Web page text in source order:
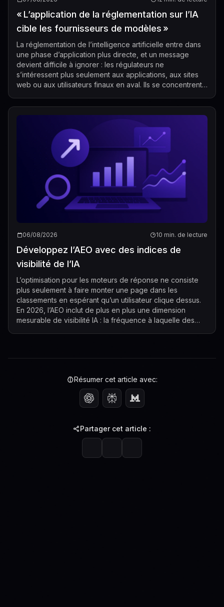
« L’application de la réglementation sur l’IA
cible les fournisseurs de modèles »
La réglementation de l’intelligence artificielle entre dans
une phase d’application plus directe, et un message
devient difficile à ignorer : les régulateurs ne
s’intéressent plus seulement aux applications, aux sites
web ou aux utilisateurs finaux en aval. Ils se concentrent
06/08/2026 10 min. de lecture
Développez l’AEO avec des indices de
visibilité de l’IA
L’optimisation pour les moteurs de réponse ne consiste
plus seulement à faire monter une page dans les
classements en espérant qu’un utilisateur clique dessus.
En 2026, l’AEO inclut de plus en plus une dimension
mesurable de visibilité IA : la fréquence à laquelle des
Résumer cet article avec:
Partager cet article :